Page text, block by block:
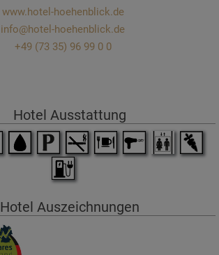
www.hotel-hoehenblick.de
info@hotel-hoehenblick.de
+49 (73 35) 96 99 0 0
Hotel Ausstattung
Hotel Auszeichnungen